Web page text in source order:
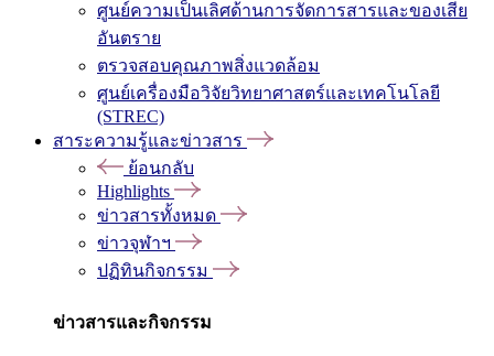
ศูนย์ความเป็นเลิศด้านการจัดการสารและของเสีย
อันตราย
ตรวจสอบคุณภาพสิ่งแวดล้อม
ศูนย์เครื่องมือวิจัยวิทยาศาสตร์และเทคโนโลยี
(STREC)
สาระความรู้และข่าวสาร
ย้อนกลับ
Highlights
ข่าวสารทั้งหมด
ข่าวจุฬาฯ
ปฏิทินกิจกรรม
ข่าวสารและกิจกรรม